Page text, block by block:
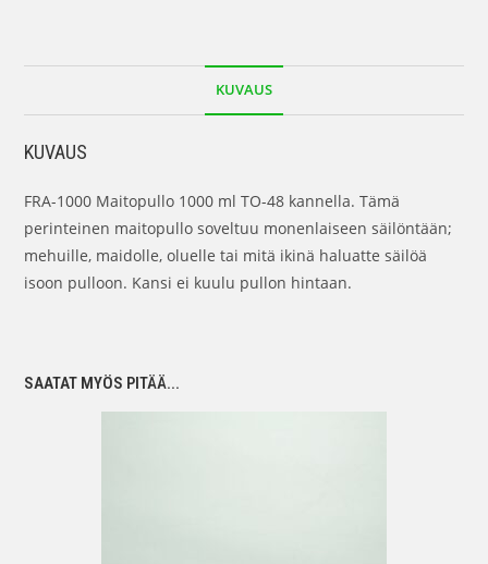
KUVAUS
KUVAUS
FRA-1000 Maitopullo 1000 ml TO-48 kannella. Tämä
perinteinen maitopullo soveltuu monenlaiseen säilöntään;
mehuille, maidolle, oluelle tai mitä ikinä haluatte säilöä
isoon pulloon. Kansi ei kuulu pullon hintaan.
SAATAT MYÖS PITÄÄ...